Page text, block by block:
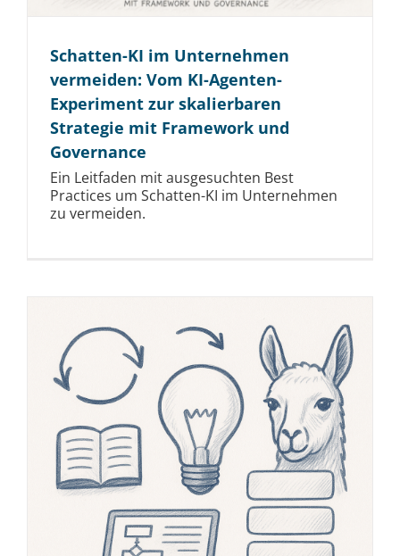
Schatten-KI im Unternehmen
vermeiden: Vom KI-Agenten-
Experiment zur skalierbaren
Strategie mit Framework und
Governance
Ein Leitfaden mit ausgesuchten Best
Practices um Schatten-KI im Unternehmen
zu vermeiden.